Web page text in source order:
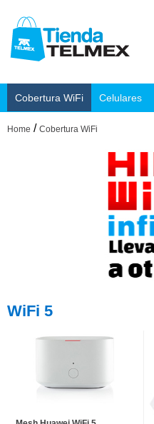
Cobertura WiFi Celulares
Home / Cobertura WiFi
WiFi 5